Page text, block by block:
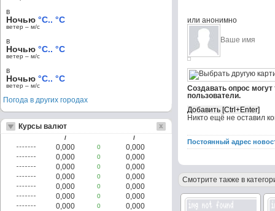
или анонимно
Создавать опрос
пользователи.
Никто ещё не оставил
Постоянный адрес
Смотрите также в
в
Ночью °C.. °C
ветер – м/c
в
Ночью °C.. °C
ветер – м/c
в
Ночью °C.. °C
ветер – м/c
Погода в других городах
Курсы валют
/ /
0,000 0
0,000
0,000
0
0,000
0,000
0
0,000
0,000
0
0,000
0,000
0
0,000
0,000
0
0,000
0,000
0
0,000